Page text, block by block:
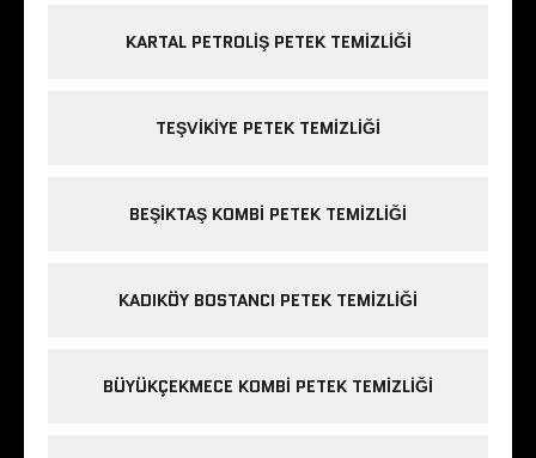
KARTAL PETROLIŞ PETEK TEMIZLIĞI
TEŞVIKIYE PETEK TEMIZLIĞI
BEŞIKTAŞ KOMBI PETEK TEMIZLIĞI
KADIKÖY BOSTANCI PETEK TEMIZLIĞI
BÜYÜKÇEKMECE KOMBI PETEK TEMIZLIĞI